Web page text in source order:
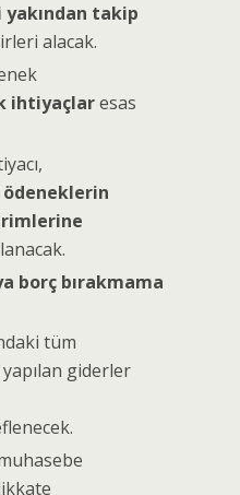
takip
alacak.
ihtiyaçlaresas
borç bırakmama
tüm
giderler